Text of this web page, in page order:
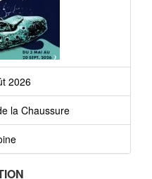
2026
la Chaussure